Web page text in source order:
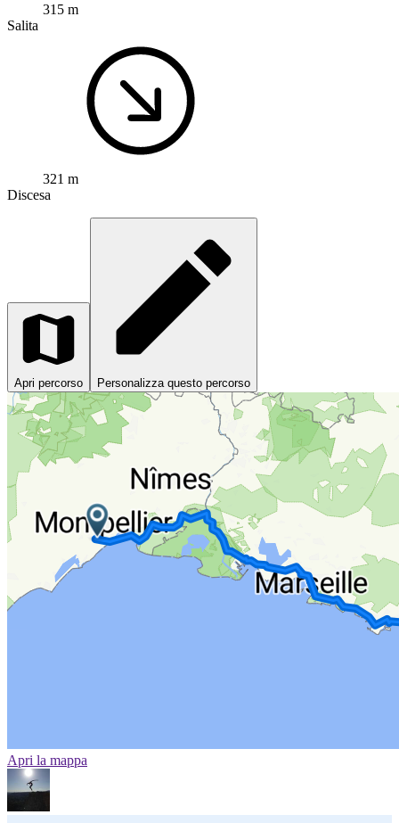
315 m
Salita
321 m
Discesa
Apri percorso Personalizza questo percorso
Apri la mappa